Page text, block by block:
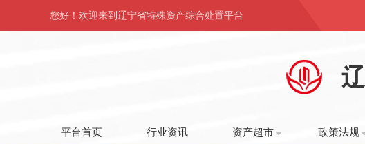
您好！欢迎来到辽宁省特殊资产综合处置平台
平台首页 行业资讯 资产超市 政策法规